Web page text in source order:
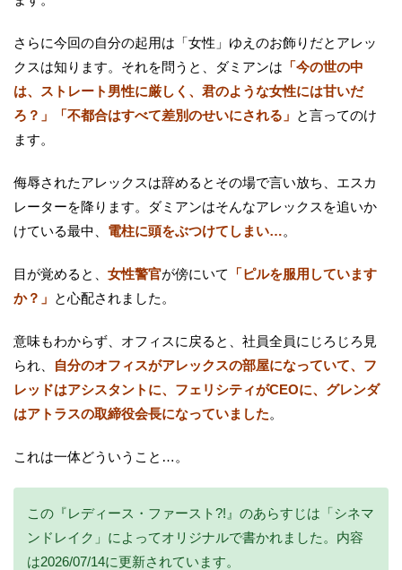
さらに今回の自分の起用は「女性」ゆえのお飾りだとアレッ
クスは知ります。それを問うと、ダミアンは 「今の世の中
は、ストレート男性に厳しく、君のような女性には甘いだ
ろ？」「不都合はすべて差別のせいにされる」 と言ってのけ
ます。
侮辱されたアレックスは辞めるとその場で言い放ち、エスカ
レーターを降ります。ダミアンはそんなアレックスを追いか
けている最中、 電柱に頭をぶつけてしまい…。
目が覚めると、 女性警官が傍にいて
「ピルを服用しています
か？」 と心配されました。
意味もわからず、オフィスに戻ると、社員全員にじろじろ見
られ、
自分のオフィスがアレックスの部屋になっていて、フ
レッドはアシスタントに、フェリシティがCEOに、グレンダ
はアトラスの取締役会長になっていました。
これは一体どういうこと…。
この『レディース・ファースト?!』のあらすじは「シネマ
ンドレイク」によってオリジナルで書かれました。内容
は2026/07/14に更新されています。